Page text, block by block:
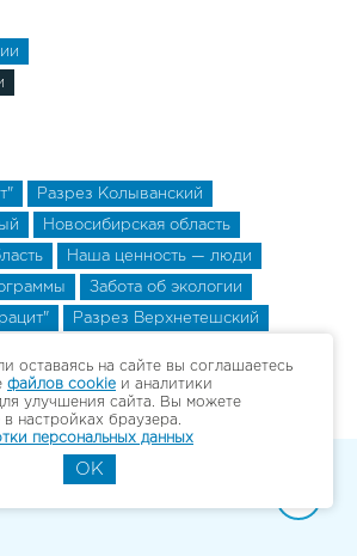
Разрез Колыванский
Новосибирская область
Наша ценность — люди
Забота об экологии
Разрез Верхнетешский
оставаясь на сайте вы соглашаетесь
файлов cookie и аналитики
улучшения сайта. Вы можете
настройках браузера.
персональных данных
OK